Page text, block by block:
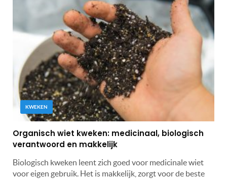
KWEKEN
Organisch wiet kweken: medicinaal, biologisch
verantwoord en makkelijk
Biologisch kweken leent zich goed voor medicinale wiet
voor eigen gebruik. Het is makkelijk, zorgt voor de beste